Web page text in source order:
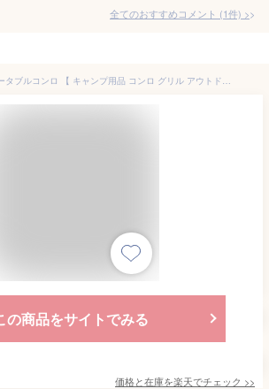
全てのおすすめコメント (1件) >
バーベキューポータブルコンロ 【 キャンプ用品 コンロ グリル アウトドア用品 バーベキュー用品 レジャー用品 バーベキューコンロ BBQ 】
の商品をサイトでみる
価格と在庫を楽天でチェック >>